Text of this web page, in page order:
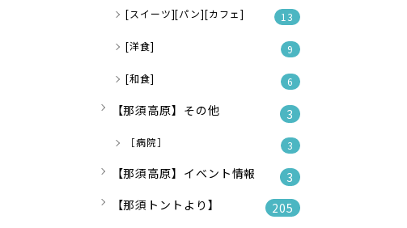
[スイーツ][パン][カフェ] 13
[洋食] 9
[和食] 6
【那須高原】その他 3
［病院］ 3
【那須高原】イベント情報
3
【那須トントより】
205